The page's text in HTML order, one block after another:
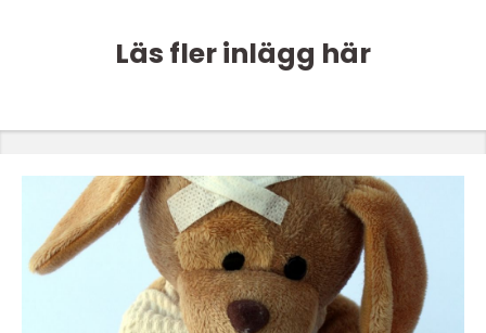
Läs fler inlägg här